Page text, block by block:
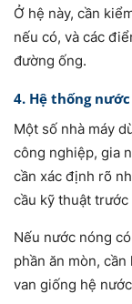
Ở hệ này, cần
nếu có, và các
đường ống.
4. Hệ thống
Một số nhà máy
công nghiệp, gia
cần xác định rõ
cầu kỹ thuật trước
Nếu nước nóng
phần ăn mòn,
van giống hệ